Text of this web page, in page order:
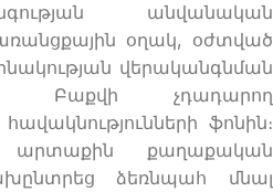
անվանական
օղակ, օժտված
վերականգնման
Բաքվի չդադարող
ֆոնին։
արտաքին քաղաքական
ձեռնպահ մնալ